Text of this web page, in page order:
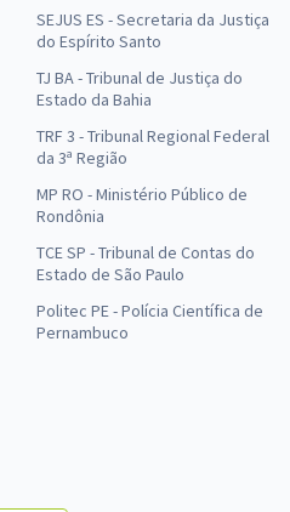
SEJUS ES - Secretaria da Justiça
do Espírito Santo
TJ BA - Tribunal de Justiça do
Estado da Bahia
TRF 3 - Tribunal Regional Federal
da 3ª Região
MP RO - Ministério Público de
Rondônia
TCE SP - Tribunal de Contas do
Estado de São Paulo
Politec PE - Polícia Científica de
Pernambuco